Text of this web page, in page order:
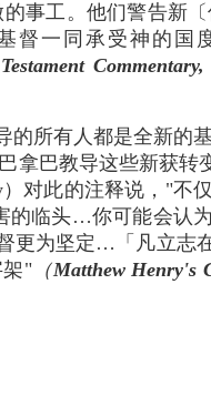
事工。他们警告新
督一同承受神的国
Commentary,
所有人都是全新的
拿巴教导这些新获转
）对此的注释说，"不
的临头…你可能会认
为坚定…「凡立志
"（Matthew Henry's